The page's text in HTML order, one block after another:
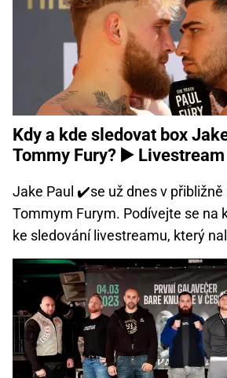
Kdy a kde sledovat box
Tommy Fury? ▶️ Livestream
Jake Paul ✔️se už dnes v přibližně
Tommym Furym. Podívejte se na
ke sledování livestreamu, který